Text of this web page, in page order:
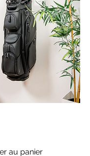
au panier